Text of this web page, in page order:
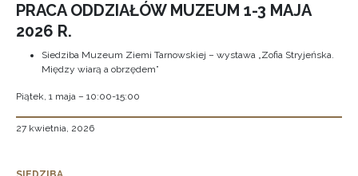
PRACA ODDZIAŁÓW MUZEUM 1-3 MAJA
2026 R.
Siedziba Muzeum Ziemi Tarnowskiej – wystawa „Zofia Stryjeńska.
Między wiarą a obrzędem”
Piątek, 1 maja – 10:00-15:00
27 kwietnia, 2026